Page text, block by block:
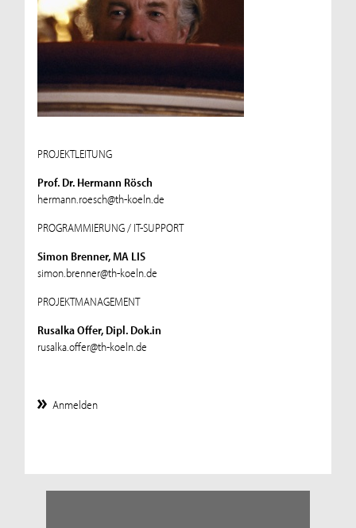
PROJEKTLEITUNG
Prof. Dr. Hermann Rösch
hermann.roesch@th-koeln.de
PROGRAMMIERUNG / IT-SUPPORT
Simon Brenner, MA LIS
simon.brenner@th-koeln.de
PROJEKTMANAGEMENT
Rusalka Offer, Dipl. Dok.in
rusalka.offer@th-koeln.de
Anmelden